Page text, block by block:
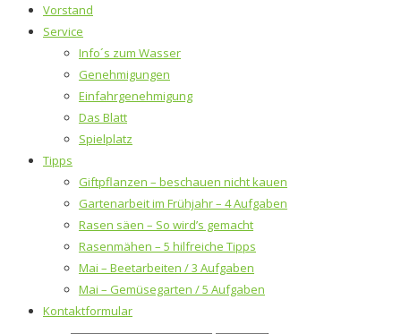
Vorstand
Service
Info´s zum Wasser
Genehmigungen
Einfahrgenehmigung
Das Blatt
Spielplatz
Tipps
Giftpflanzen – beschauen nicht kauen
Gartenarbeit im Frühjahr – 4 Aufgaben
Rasen säen – So wird’s gemacht
Rasenmähen – 5 hilfreiche Tipps
Mai – Beetarbeiten / 3 Aufgaben
Mai – Gemüsegarten / 5 Aufgaben
Kontaktformular